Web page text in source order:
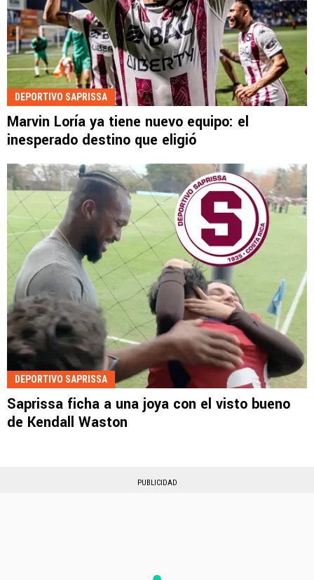
DEPORTIVO SAPRISSA
Marvin Loría ya tiene nuevo equipo: el
inesperado destino que eligió
DEPORTIVO SAPRISSA
Saprissa ficha a una joya con el visto bueno
de Kendall Waston
PUBLICIDAD